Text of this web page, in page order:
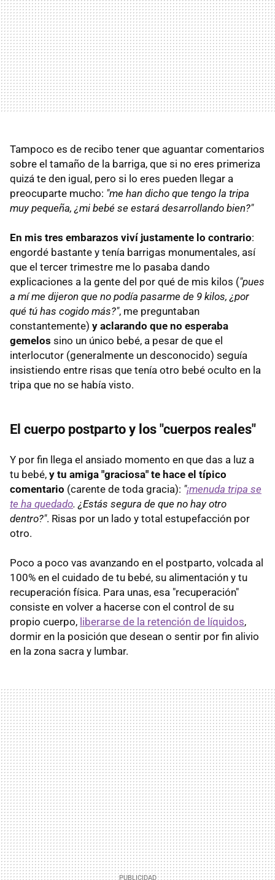
Tampoco es de recibo tener que aguantar comentarios
sobre el tamaño de la barriga, que si no eres primeriza
quizá te den igual, pero si lo eres pueden llegar a
preocuparte mucho: "me han dicho que tengo la tripa
muy pequeña, ¿mi bebé se estará desarrollando bien?"
En mis tres embarazos viví justamente lo contrario:
engordé bastante y tenía barrigas monumentales, así
que el tercer trimestre me lo pasaba dando
explicaciones a la gente del por qué de mis kilos ("pues
a mí me dijeron que no podía pasarme de 9 kilos, ¿por
qué tú has cogido más?", me preguntaban
constantemente) y aclarando que no esperaba
gemelos sino un único bebé, a pesar de que el
interlocutor (generalmente un desconocido) seguía
insistiendo entre risas que tenía otro bebé oculto en la
tripa que no se había visto.
El cuerpo postparto y los "cuerpos reales"
Y por fin llega el ansiado momento en que das a luz a
tu bebé, y tu amiga "graciosa" te hace el típico
comentario (carente de toda gracia): "¡menuda tripa se
te ha quedado. ¿Estás segura de que no hay otro
dentro?". Risas por un lado y total estupefacción por
otro.
Poco a poco vas avanzando en el postparto, volcada al
100% en el cuidado de tu bebé, su alimentación y tu
recuperación física. Para unas, esa "recuperación"
consiste en volver a hacerse con el control de su
propio cuerpo, liberarse de la retención de líquidos,
dormir en la posición que desean o sentir por fin alivio
en la zona sacra y lumbar.